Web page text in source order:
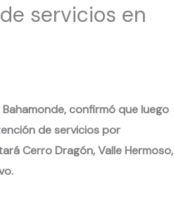
servicios en
confirmó que luego
de servicios por
Cerro Dragón, Valle Hermoso,